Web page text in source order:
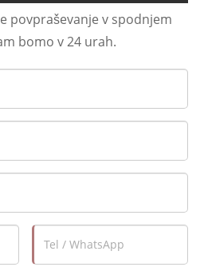
povpraševanje v spodnjem
bomo v 24 urah.